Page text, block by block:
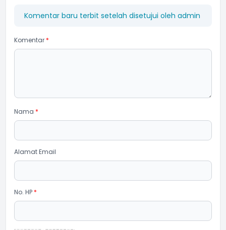
Komentar baru terbit setelah disetujui oleh admin
Komentar *
Nama *
Alamat Email
No. HP *